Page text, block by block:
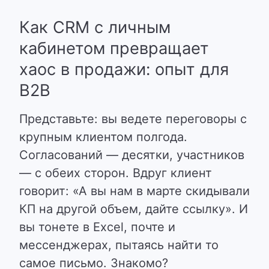
Как CRM с личным
кабинетом превращает
хаос в продажи: опыт для
B2B
Представьте: вы ведете переговоры с
крупным клиентом полгода.
Согласований — десятки, участников
— с обеих сторон. Вдруг клиент
говорит: «А вы нам в марте скидывали
КП на другой объем, дайте ссылку». И
вы тонете в Excel, почте и
мессенджерах, пытаясь найти то
самое письмо. Знакомо?